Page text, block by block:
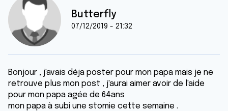
Butterfly
07/12/2019 - 21:32
Bonjour , j'avais déja poster pour mon papa mais je ne
retrouve plus mon post , j'aurai aimer avoir de l'aide
pour mon papa agée de 64ans
mon papa à subi une stomie cette semaine .